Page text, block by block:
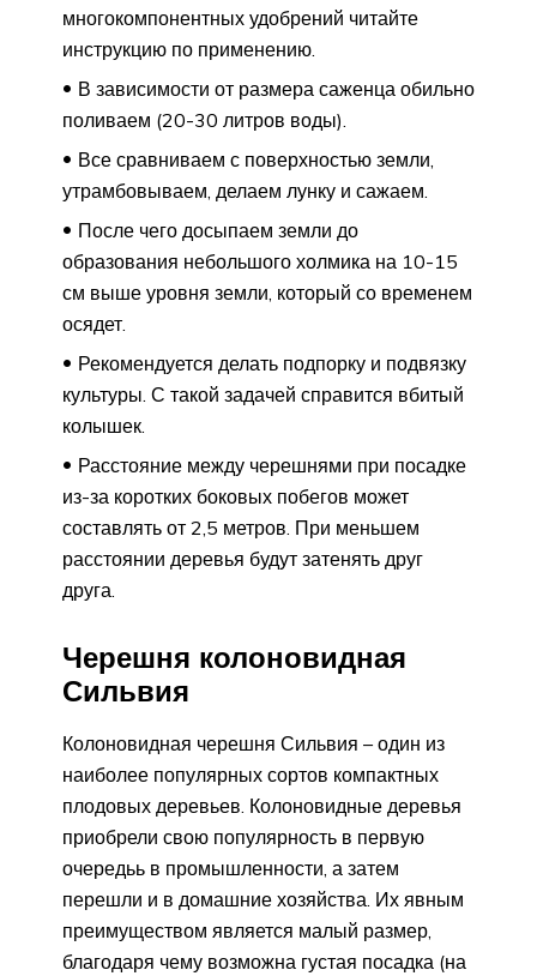
многокомпонентных удобрений читайте
инструкцию по применению.
В зависимости от размера саженца обильно
поливаем (20-30 литров воды).
Все сравниваем с поверхностью земли,
утрамбовываем, делаем лунку и сажаем.
После чего досыпаем земли до
образования небольшого холмика на 10-15
см выше уровня земли, который со временем
осядет.
Рекомендуется делать подпорку и подвязку
культуры. С такой задачей справится вбитый
колышек.
Расстояние между черешнями при посадке
из-за коротких боковых побегов может
составлять от 2,5 метров. При меньшем
расстоянии деревья будут затенять друг
друга.
Черешня колоновидная
Сильвия
Колоновидная черешня Сильвия – один из
наиболее популярных сортов компактных
плодовых деревьев. Колоновидные деревья
приобрели свою популярность в первую
очередьь в промышленности, а затем
перешли и в домашние хозяйства. Их явным
преимуществом является малый размер,
благодаря чему возможна густая посадка (на